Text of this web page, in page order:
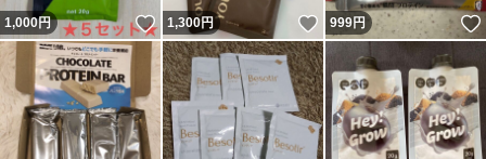
1,000円 いいね！
1,300円 いいね！
999円